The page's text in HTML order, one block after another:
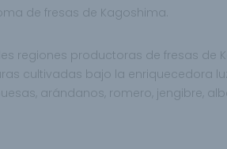
de fresas de Kagoshima.
regiones productoras de fresas de
cultivadas bajo la enriquecedora
arándanos, romero, jengibre,